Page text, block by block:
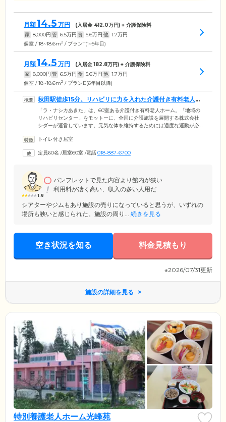
月額14.5 万円 (入居金 412.0万円) + 介護保険料
家 8,000円 管 6.5万円 食 5.6万円 他 1.7万円
個室 / 18~18.6m2 / プランT(1~5年目)
月額14.5 万円 (入居金182.8万円) + 介護保険料
家 8,000円 管 6.5万円 食 5.6万円 他 1.7万円
個室 / 18~18.6m2 / プランE(6年目以降)
秋田駅徒歩15分。リハビリに力を入れた介護付き有料老人ホ
ームです
「ラ・ナシカあきた」は、60室ある介護付き有料老人ホーム。「地域の
リハビリセンター」をモットーに、全国に介護施設を展開する株式会社
シダーが運営しています。元気な体を維持するためには適度な運動が必
運動を楽しめる仲間がいれば、運動嫌いな方も無理なく楽しんでいただ
の健康と生きがい作りをお手伝いをしています。介護スタッフは24時
トイレ付き居室
定員60名 /居室60室 /電話018-887-6700
1.8
パンフレットで見た内容より館内が狭い
利用料が凄く高い、収入の多い人用だ
シアターやジムもあり施設の売りになっていると思うが、いずれの
場所も狭いと感じられた。施設の周り... 続きを見る
空き状況を知る 料金見積もり
※2026/07/31更新
施設の詳細を見る
特別養護老人ホーム光峰苑